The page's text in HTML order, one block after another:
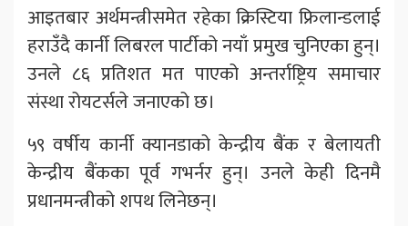
आइतबार अर्थमन्त्रीसमेत रहेका क्रिस्टिया फ्रिलान्डलाई
हराउँदै कार्नी लिबरल पार्टीको नयाँ प्रमुख चुनिएका हुन्।
उनले ८६ प्रतिशत मत पाएको अन्तर्राष्ट्रिय समाचार
संस्था रोयटर्सले जनाएको छ।
५९ वर्षीय कार्नी क्यानडाको केन्द्रीय बैंक र बेलायती
केन्द्रीय बैंकका पूर्व गभर्नर हुन्। उनले केही दिनमै
प्रधानमन्त्रीको शपथ लिनेछन्।